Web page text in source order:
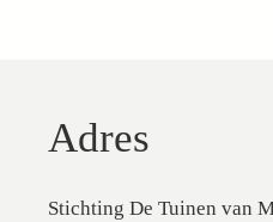
Adres
Stichting De Tuinen van